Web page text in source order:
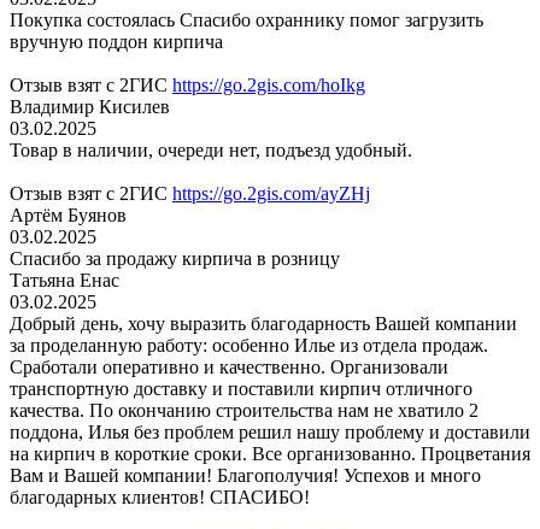
Покупка состоялась Спасибо охраннику помог загрузить
вручную поддон кирпича
Отзыв взят с 2ГИС https://go.2gis.com/hoIkg
Владимир Кисилев
03.02.2025
Товар в наличии, очереди нет, подъезд удобный.
Отзыв взят с 2ГИС https://go.2gis.com/ayZHj
Артём Буянов
03.02.2025
Спасибо за продажу кирпича в розницу
Татьяна Енас
03.02.2025
Добрый день, хочу выразить благодарность Вашей компании
за проделанную работу: особенно Илье из отдела продаж.
Сработали оперативно и качественно. Организовали
транспортную доставку и поставили кирпич отличного
качества. По окончанию строительства нам не хватило 2
поддона, Илья без проблем решил нашу проблему и доставили
на кирпич в короткие сроки. Все организованно. Процветания
Вам и Вашей компании! Благополучия! Успехов и много
благодарных клиентов! СПАСИБО!